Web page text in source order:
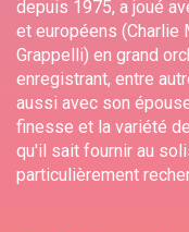
depuis 1975, a joué
et européens (Charlie
Grappelli) en grand
enregistrant, entre
aussi avec son
finesse et la variété
qu'il sait fournir au
particulièrement